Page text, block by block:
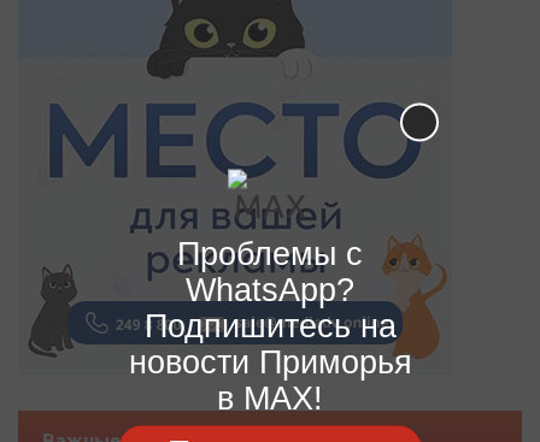
Проблемы с
WhatsApp?
Подпишитесь на
новости Приморья
в MAX!